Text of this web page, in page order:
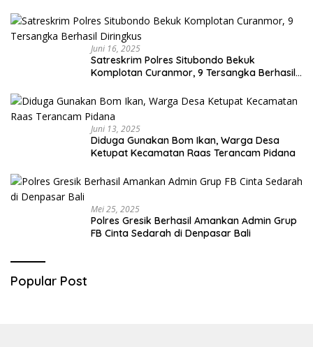
Juni 16, 2025
Satreskrim Polres Situbondo Bekuk
Komplotan Curanmor, 9 Tersangka Berhasil
Juni 13, 2025
Diduga Gunakan Bom Ikan, Warga Desa
Ketupat Kecamatan Raas Terancam Pidana
Mei 25, 2025
Polres Gresik Berhasil Amankan Admin Grup
FB Cinta Sedarah di Denpasar Bali
Popular Post